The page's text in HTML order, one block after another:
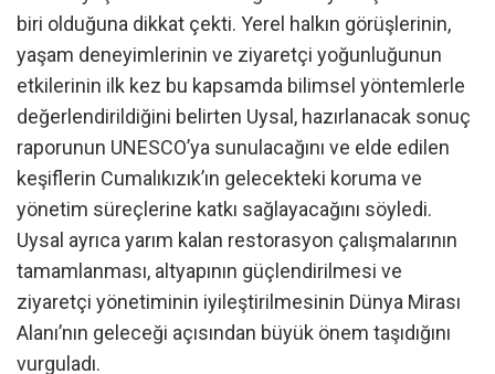
biri olduğuna dikkat çekti. Yerel halkın görüşlerinin,
yaşam deneyimlerinin ve ziyaretçi yoğunluğunun
etkilerinin ilk kez bu kapsamda bilimsel yöntemlerle
değerlendirildiğini belirten Uysal, hazırlanacak sonuç
raporunun UNESCO’ya sunulacağını ve elde edilen
keşiflerin Cumalıkızık’ın gelecekteki koruma ve
yönetim süreçlerine katkı sağlayacağını söyledi.
Uysal ayrıca yarım kalan restorasyon çalışmalarının
tamamlanması, altyapının güçlendirilmesi ve
ziyaretçi yönetiminin iyileştirilmesinin Dünya Mirası
Alanı’nın geleceği açısından büyük önem taşıdığını
vurguladı.